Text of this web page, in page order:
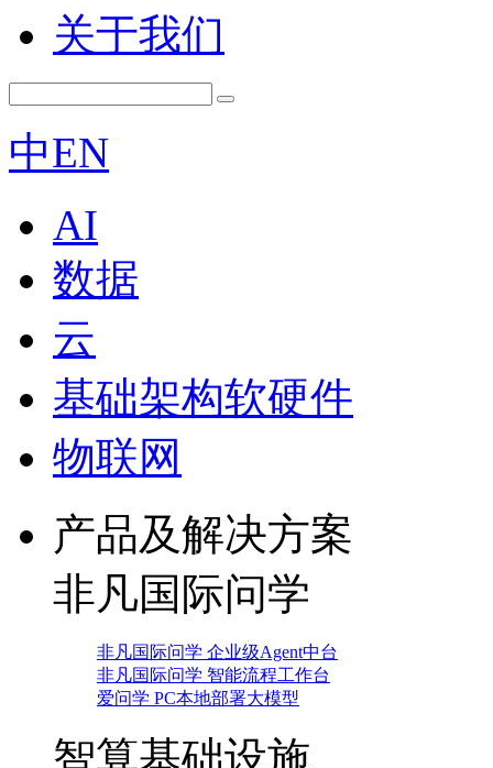
关于我们
中EN
AI
数据
云
基础架构软硬件
物联网
产品及解决方案
非凡国际问学
非凡国际问学 企业级Agent中台
非凡国际问学 智能流程工作台
爱问学 PC本地部署大模型
智算基础设施